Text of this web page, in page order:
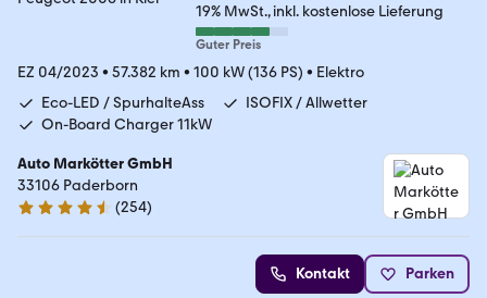
19% MwSt. inkl. kostenlose Lieferung
Guter Preis
EZ 04/2023 • 57.382 km • 100 kW (136 PS) • Elektro
Eco-LED / SpurhalteAss
ISOFIX / Allwetter
On-Board Charger 11kW
Auto Markötter GmbH
33106 Paderborn
4.7 Sterne
(254)
Kontakt Parken